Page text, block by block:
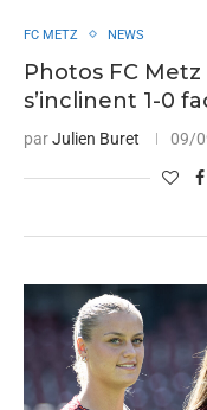
FC METZ NEWS
Photos FC
s’inclinent 1-0
parJulien Buret 09/